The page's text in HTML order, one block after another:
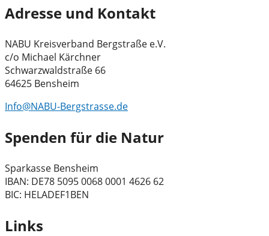
Adresse und Kontakt
NABU Kreisverband Bergstraße e.V.
c/o Michael Kärchner
Schwarzwaldstraße 66
64625 Bensheim
Info@NABU-Bergstrasse.de
Spenden für die Natur
Sparkasse Bensheim
IBAN: DE78 5095 0068 0001 4626 62
BIC: HELADEF1BEN
Links